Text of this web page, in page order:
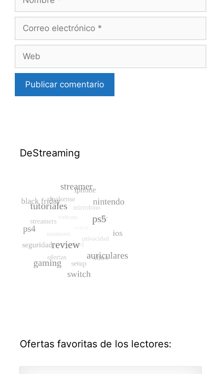
Correo
Web
DeStreaming
Ofertas favoritas de los lectores: